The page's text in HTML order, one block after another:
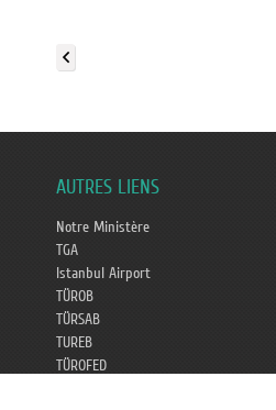
AUTRES LIENS
Notre Ministère
TGA
Istanbul Airport
TÜROB
TÜRSAB
TUREB
TÜROFED